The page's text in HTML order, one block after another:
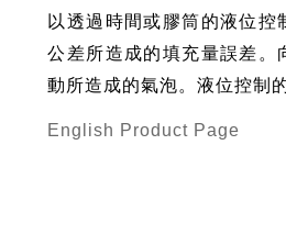
以透過時間或膠筒的液位
公差所造成的填充量誤差。
動所造成的氣泡。液位控制
English Product Page